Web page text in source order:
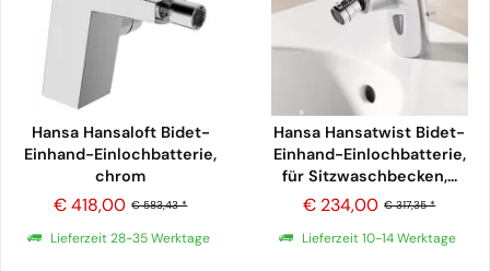
Hansa Hansaloft Bidet-
Einhand-Einlochbatterie,
chrom
€ 583,43 *
€ 418,00
Lieferzeit 28-35 Werktage
Hansa Hansatwist Bidet-
Einhand-Einlochbatterie,
für Sitzwaschbecken,...
€ 317,35 *
€ 234,00
Lieferzeit 10-14 Werktage